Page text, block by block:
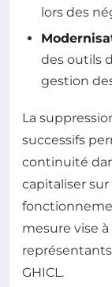
lors des
des outils
gestion
La
successifs
continuité
capitaliser sur
mesure vise
GHICL.